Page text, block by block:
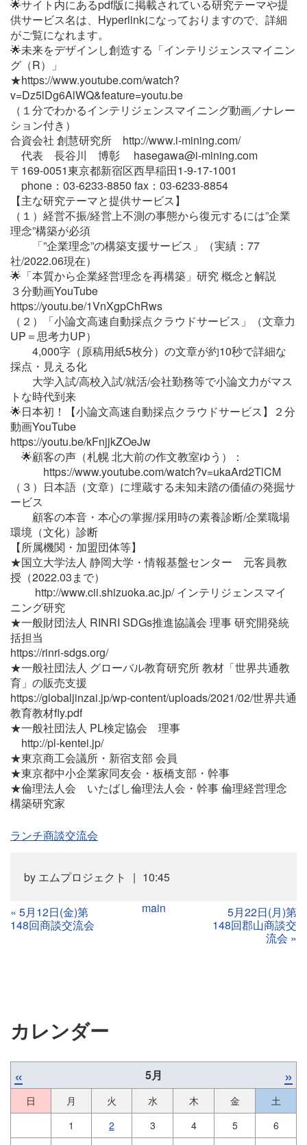
🌟サイト内にあるpdf版に掲載されている研究テーマや提
供サービス名は、Hyperlinkになっておりますので、詳細
がご覧になれます。
🌟未来をデザインし創造する「インテリジェンスマイニン
グ（R）」
★https://www.youtube.com/watch?
v=Dz5lDg6AlWQ&feature=youtu.be
（１分でわかるインテリジェンスマイニング動画／ナレー
ション付き）
合資会社 創慧研究所 http://www.i-mining.com/
代表 長谷川 博彰 hasegawa@i-mining.com
〒169-0051東京都新宿区西早稲田1-9-17-1001
phone：03-6233-8850 fax：03-6233-8854
【主な研究テーマと提供サービス】
（１）経営不振/経営上不測の事態から復元するには”企業
理念”構築が必須
「”企業理念”の構築支援サービス」（実績：77
社/2022.06現在）
🌟「本質から企業経営理念を再構築」研究 概念と解説
３分動画YouTube
https://youtu.be/1VnXgpChRws
（２）「小論文高速自動採点クラウドサービス」（文章力
UP＝思考力UP）
4,000字（原稿用紙5枚分）の文章が約10秒で詳細な
採点・見える化
大学入試/高校入試/就活/会社勤務等で小論文力がマス
トな時代到来
🌟日本初！【小論文高速自動採点クラウドサービス】２分
動画YouTube
https://youtu.be/kFnjjkZOeJw
🌟顧客の声（札幌 北大前の作文教室ゆう）：
https://www.youtube.com/watch?v=ukaArd2TlCM
（３）日本語（文章）に埋蔵する未知未踏の価値の発掘サ
ービス
顧客の本音・本心の掌握/採用時の素養診断/企業職場
環境（文化）診断
【所属機関・加盟団体等】
★国立大学法人 静岡大学・情報基盤センター 元客員教
授（2022.03まで）
http://www.cii.shizuoka.ac.jp/ インテリジェンスマイ
ニング研究
★一般財団法人 RINRI SDGs推進協議会 理事 研究開発統
括担当
https://rinri-sdgs.org/
★一般社団法人 グローバル教育研究所 教材「世界共通教
育」の販売支援
https://globaljinzai.jp/wp-content/uploads/2021/02/世界共通
教育教材fly.pdf
★一般社団法人 PL検定協会 理事
http://pl-kentei.jp/
★東京商工会議所・新宿支部 会員
★東京都中小企業家同友会・板橋支部・幹事
★倫理法人会 いたばし倫理法人会・幹事 倫理経営理念
構築研究家
ランチ商談交流会
by エムプロジェクト 10:45
« 5月12日(金)第
148回商談交流会
main
5月22日(月)第
148回郡山商談交
流会 »
カレンダー
« 5月 »
日 月 火 水 木 金
土
1
2 3 4 5
6